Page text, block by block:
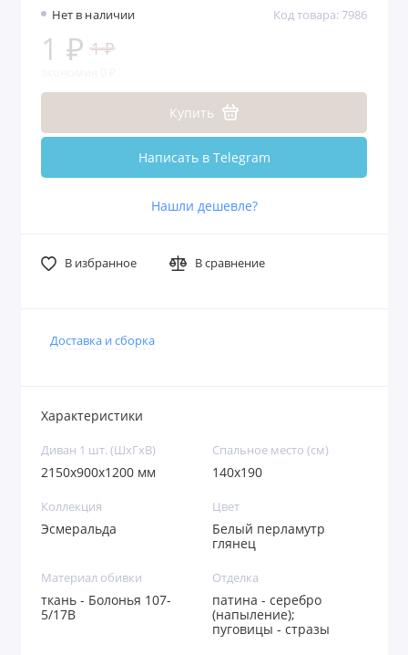
Нет в наличии Код товара: 7986
1 ₽ 1 ₽
Купить
Написать в Telegram
Нашли дешевле?
В избранное В сравнение
Доставка и сборка
Характеристики
Диван 1 шт. (ШхГхВ)
2150х900х1200 мм
Спальное место (см)
140х190
Коллекция
Эсмеральда
Цвет
Белый перламутр
глянец
Материал обивки
ткань - Болонья 107-
5/17B
Отделка
патина - серебро
(напыление);
пуговицы - стразы